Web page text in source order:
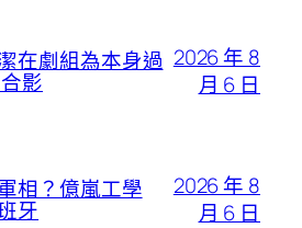
在劇組為本身過
影
2026 年 8
月 6 日
相？億嵐工學
牙
2026 年 8
月 6 日